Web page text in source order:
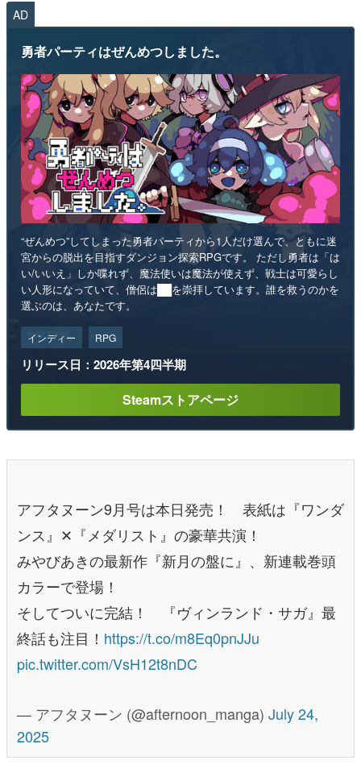
AD
勇者パーティはぜんめつしました。
“ぜんめつ”してしまった勇者パーティから1人だけ選んで、ともに迷
宮からの脱出を目指すダンジョン探索RPGです。 ただし勇者は「は
い/いいえ」しか喋れず、魔法使いは魔法が使えず、戦士は可愛らし
い人形になっていて、僧侶は██を崇拝しています。誰を救うのかを
選ぶのは、あなたです。
インディー RPG
リリース日：2026年第4四半期
Steamストアページ
アフタヌーン9月号は本日発売！ 表紙は『ワンダ
ンス』✕『メダリスト』の豪華共演！
みやびあきの最新作『新月の盤に』、新連載巻頭
カラーで登場！
そしてついに完結！ 『ヴィンランド・サガ』最
終話も注目！ https://t.co/m8Eq0pnJJu
pic.twitter.com/VsH12t8nDC
— アフタヌーン (@afternoon_manga) July 24,
2025